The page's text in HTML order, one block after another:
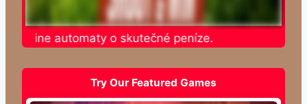
automaty o skutečné peníze.
Try Our Featured Games